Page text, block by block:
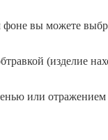
фоне вы можете
(изделие
или отражением